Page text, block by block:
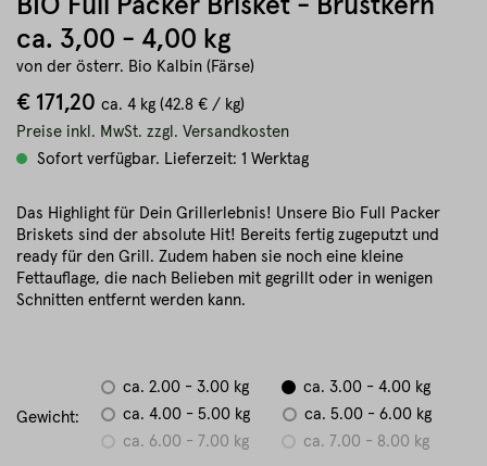
BIO Full Packer Brisket - Brustkern
ca. 3,00 - 4,00 kg
von der österr. Bio Kalbin (Färse)
€ 171,20 ca. 4 kg (42.8 € / kg)
Preise inkl. MwSt. zzgl. Versandkosten
Sofort verfügbar. Lieferzeit: 1 Werktag
Das Highlight für Dein Grillerlebnis! Unsere Bio Full Packer
Briskets sind der absolute Hit! Bereits fertig zugeputzt und
ready für den Grill. Zudem haben sie noch eine kleine
Fettauflage, die nach Belieben mit gegrillt oder in wenigen
Schnitten entfernt werden kann.
Gewicht:
ca. 2.00 - 3.00 kg
ca. 3.00 - 4.00 kg
ca. 4.00 - 5.00 kg
ca. 5.00 - 6.00 kg
ca. 6.00 - 7.00 kg
ca. 7.00 - 8.00 kg